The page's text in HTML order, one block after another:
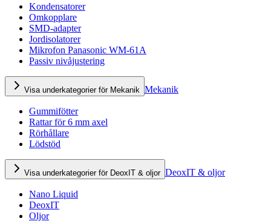
Kondensatorer
Omkopplare
SMD-adapter
Jordisolatorer
Mikrofon Panasonic WM-61A
Passiv nivåjustering
Visa underkategorier för Mekanik Mekanik
Gummifötter
Rattar för 6 mm axel
Rörhållare
Lödstöd
Visa underkategorier för DeoxIT & oljor DeoxIT & oljor
Nano Liquid
DeoxIT
Oljor